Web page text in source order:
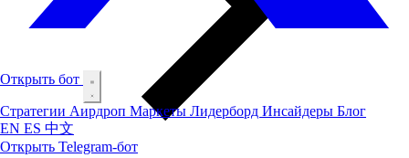
Открыть бот
Стратегии Аирдроп Маркеты Лидерборд Инсайдеры Блог
EN ES 中文
Открыть Telegram-бот